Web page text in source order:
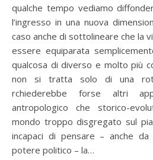
qualche tempo vediamo
l’ingresso in una nuova
caso anche di sottolineare che la
essere equiparata
qualcosa di diverso e molto più
non si tratta solo di una
rchiederebbe forse altri
antropologico che storico-
mondo troppo disgregato sul
incapaci di pensare – anche
potere politico – la…